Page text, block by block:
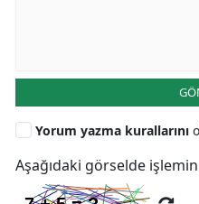
Yorum yazma kurallarını
Aşağıdaki görselde